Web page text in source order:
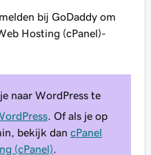
bij GoDaddy om
Hosting (cPanel)-
naar WordPress te
. Of als je op
bekijk dan cPanel
(cPanel)